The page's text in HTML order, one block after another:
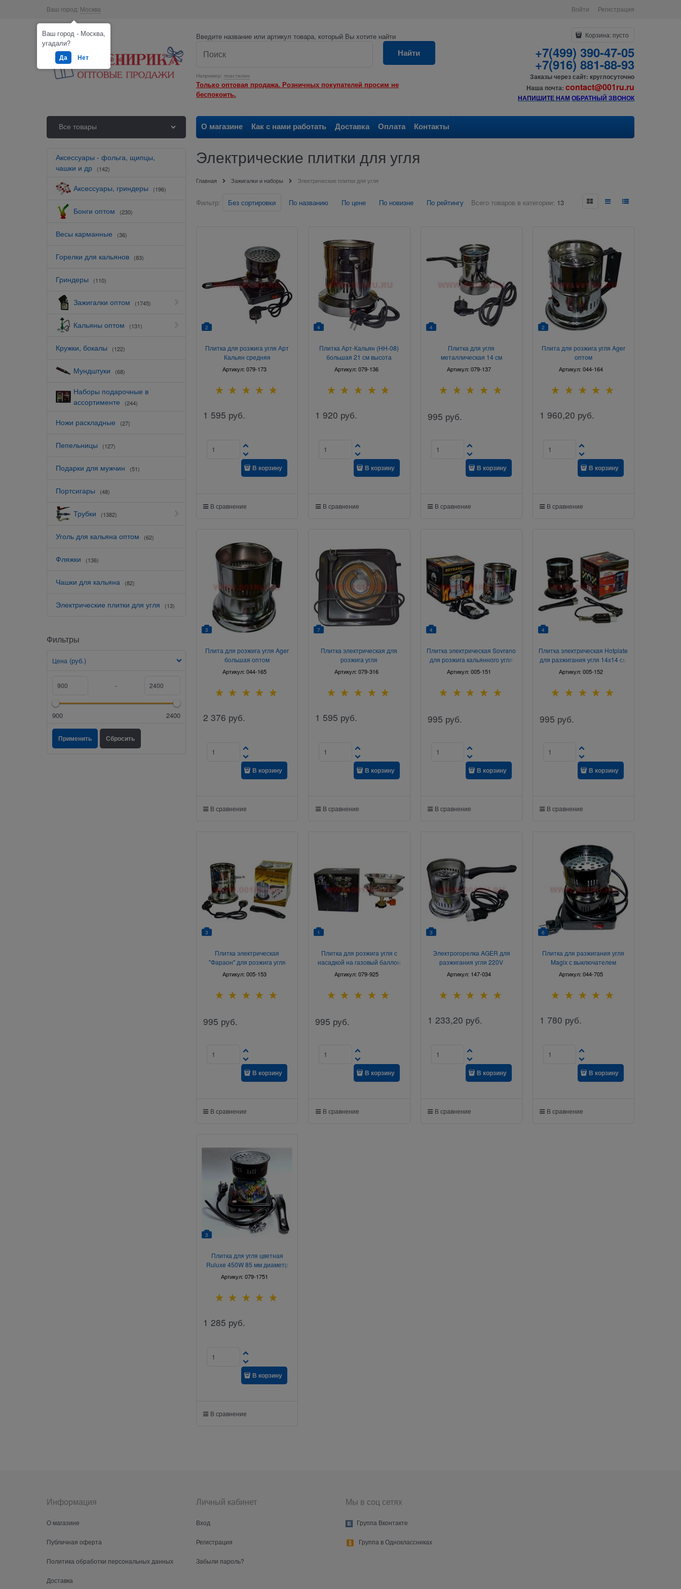
Ваш город: Москва Войти Регистрация
Введите название или артикул товара, который Вы хотите найти
Например: пластилин
Найти
Только оптовая продажа. Розничных покупателей просим не
беспокоить.
Корзина: пусто
+7(499) 390-47-05
+7(916) 881-88-93
Заказы через сайт: круглосуточно
Наша почта: contact@001ru.ru
НАПИШИТЕ НАМОБРАТНЫЙ ЗВОНОК
Все товары О магазине Как с нами работать Доставка Оплата Контакты
Аксессуары - фольга, щипцы,
чашки и др
(142)
Аксессуары, гриндеры (196)
Бонги оптом (230)
Весы карманные (36)
Горелки для кальянов (83)
Гриндеры (110)
Зажигалки оптом (1745)
Кальяны оптом (131)
Кружки, бокалы (122)
Мундштуки (68)
Наборы подарочные в
ассортименте
(244)
Ножи раскладные (27)
Пепельницы (127)
Подарки для мужчин (51)
Портсигары (48)
Трубки (1382)
Уголь для кальяна оптом (62)
Фляжки (136)
Чашки для кальяна (82)
Электрические плитки для угля (13)
Фильтры
Цена (руб.)
-
900 2400
Электрические плитки для угля
Главная Зажигалки и наборы Электрические плитки для угля
Фильтр: Без сортировки По названию По цене По новизне По рейтингу Всего товаров в категории: 13
2
Плитка для розжига угля Арт
Кальян средняя
Артикул:079-173
1 595 руб.
В корзину
В сравнение
4
Плитка Арт-Кальян (HH-08)
большая 21 см высота
Артикул:079-136
1 920 руб.
В корзину
В сравнение
4
Плитка для угля
металлическая 14 см
Артикул: 079-137
995 руб.
В корзину
В сравнение
2
Плита для розжига угля Ager
оптом
Артикул: 044-164
1 960,20 руб.
В корзину
В сравнение
3
Плита для розжига угля Ager
большая оптом
Артикул:044-165
2 376 руб.
В корзину
В сравнение
7
Плитка электрическая для
розжига угля
Артикул:079-316
1 595 руб.
В корзину
В сравнение
4
Плитка электрическая Sovrano
для розжига кальянного угля
15х15 см
Артикул: 005-151
995 руб.
В корзину
В сравнение
4
Плитка электрическая Hotplate
для разжигания угля 14х14 см
Артикул: 005-152
995 руб.
В корзину
В сравнение
3
Плитка электрическая
"Фараон" для розжига угля
16х14,5 см
Артикул:005-153
995 руб.
В корзину
В сравнение
1
Плитка для розжига угля с
насадкой на газовый баллон
Артикул:079-925
995 руб.
В корзину
В сравнение
3
Электрогорелка AGER для
разжигания угля 220V
Артикул: 147-034
1 233,20 руб.
В корзину
В сравнение
6
Плитка для разжигания угля
Magix с выключателем
Артикул: 044-705
1 780 руб.
В корзину
В сравнение
3
Плитка для угля цветная
Ruluxe 450W 85 мм диаметр
Артикул:079-1751
1 285 руб.
В корзину
В сравнение
Информация
О магазине
Публичная оферта
Политика обработки персональных данных
Доставка
Личный кабинет
Вход
Регистрация
Забыли пароль?
Мы в соц сетях
Группа Вконтакте
Группа в Одноклассниках
Ваш город - Москва,
угадали?
Да Нет